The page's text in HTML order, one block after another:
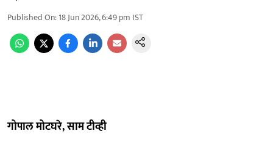
Published On:18 Jun 2026, 6:49 pm IST
गोपाल मोटघरे, साम टीव्ही